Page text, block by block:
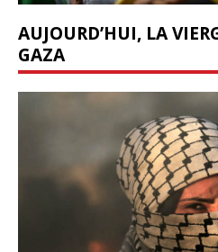
AUJOURD’HUI, LA
GAZA